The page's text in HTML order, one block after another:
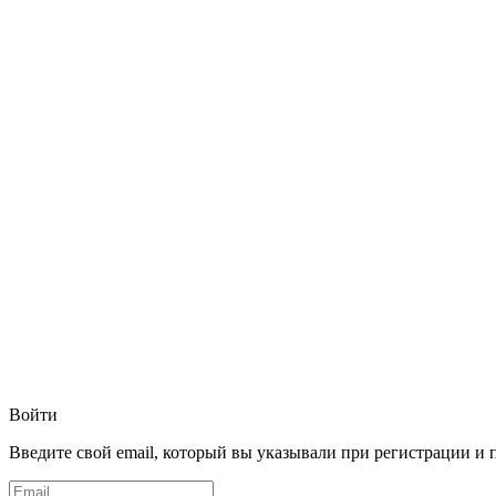
Войти
Введите свой email, который вы указывали при регистрации и